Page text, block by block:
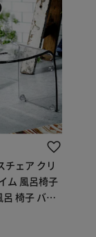
チェア クリ
ム 風呂椅子
呂 椅子 バス
クリル お